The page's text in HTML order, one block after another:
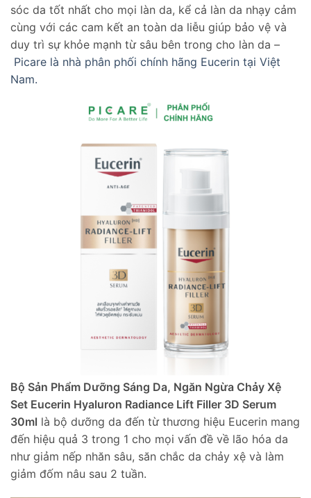
sóc da tốt nhất cho mọi làn da, kể cả làn da nhạy cảm
cùng với các cam kết an toàn da liễu giúp bảo vệ và
duy trì sự khỏe mạnh từ sâu bên trong cho làn da –
Picare là nhà phân phối chính hãng Eucerin tại Việt
Nam.
Bộ Sản Phẩm Dưỡng Sáng Da, Ngăn Ngừa Chảy Xệ
Set Eucerin Hyaluron Radiance Lift Filler 3D Serum
30ml là bộ dưỡng da đến từ thương hiệu Eucerin mang
đến hiệu quả 3 trong 1 cho mọi vấn đề về lão hóa da
như giảm nếp nhăn sâu, săn chắc da chảy xệ và làm
giảm đốm nâu sau 2 tuần.